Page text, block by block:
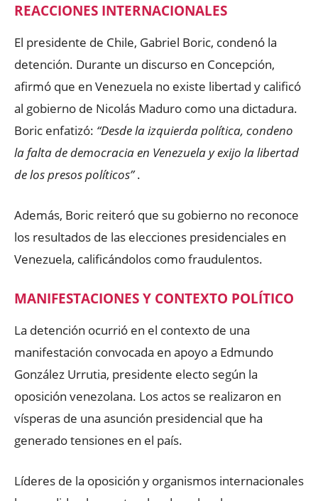
REACCIONES INTERNACIONALES
El presidente de Chile, Gabriel Boric, condenó la
detención. Durante un discurso en Concepción,
afirmó que en Venezuela no existe libertad y calificó
al gobierno de Nicolás Maduro como una dictadura.
Boric enfatizó: “Desde la izquierda política, condeno
la falta de democracia en Venezuela y exijo la libertad
de los presos políticos”.
Además, Boric reiteró que su gobierno no reconoce
los resultados de las elecciones presidenciales en
Venezuela, calificándolos como fraudulentos.
MANIFESTACIONES Y CONTEXTO POLÍTICO
La detención ocurrió en el contexto de una
manifestación convocada en apoyo a Edmundo
González Urrutia, presidente electo según la
oposición venezolana. Los actos se realizaron en
vísperas de una asunción presidencial que ha
generado tensiones en el país.
Líderes de la oposición y organismos internacionales